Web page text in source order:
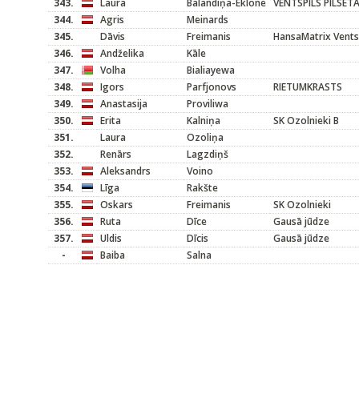
343.
Laura Balandiņa-Eklone VENTSPILS
344.
Agris
Meinards
345.
Dāvis Freimanis
HansaMatrix
346.
Andželika
Kāle
347.
Volha
Bialiayewa
348.
Igors Parfjonovs
RIETUMKRASTS
349.
Anastasija
Proviliwa
350.
Erita Kalniņa
SK Ozolnieki B
351.
Laura
Ozoliņa
352.
Renārs
Lagzdiņš
353.
Aleksandrs
Voino
354.
Līga
Rakšte
355.
Oskars Freimanis
SK Ozolnieki
356.
Ruta Dīce
Gausā jūdze
357.
Uldis Dīcis
Gausā jūdze
-
Baiba Salna